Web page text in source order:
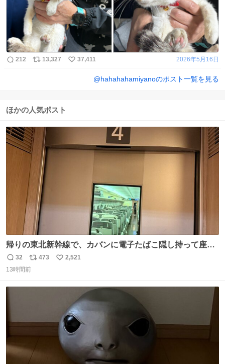
212 13,327 37,411 2026年5月16日
@hahahahamiyanoのポスト一覧を見る
ほかの人気ポスト
帰りの東北新幹線で、カバンに電子たばこ隠し持って座席
で吸ってる人がいて終わった。車内はたばこの匂いが充満
していてデッキへ避難中。 その人の一つ後ろの席を予約し
思ってるの？信じられない。
返
信
32
リ
ポ
473
い
2,521
13時間前